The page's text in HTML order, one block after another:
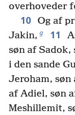
overhoveder
10 Og af
Jakin, g 11
søn af
i den sande
Jeroham, søn
af Adiel, søn
Meshillemit,